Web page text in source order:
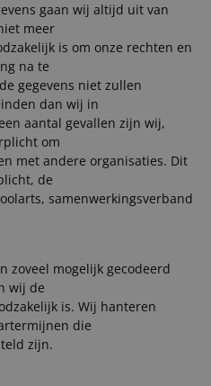
gaan wij altijd uit van
meer
is om onze rechten en
na te
gegevens niet zullen
dan wij in
aantal gevallen zijn wij,
om
met andere organisaties. Dit
de
samenwerkingsverband
zoveel mogelijk gecodeerd
wij de
is. Wij hanteren
die
zijn.